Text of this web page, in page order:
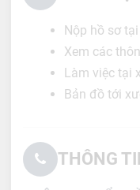
Nộp hồ sơ
Xem các
Làm việc tại
Bản đồ tới
THÔNG